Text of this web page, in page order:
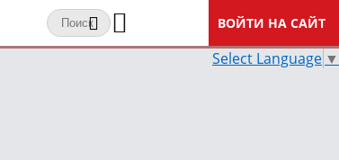
ВОЙТИ НА САЙТ
Select Language ▼